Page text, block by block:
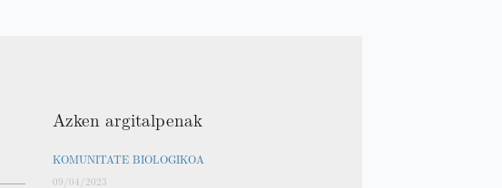
Azken argitalpenak
KOMUNITATE BIOLOGIKOA
09/04/2023